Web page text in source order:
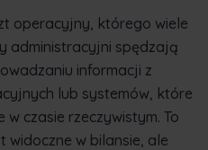
operacyjny, którego wiele
administracyjni spędzają
informacji z
lub systemów, które
czasie rzeczywistym. To
widoczne w bilansie, ale